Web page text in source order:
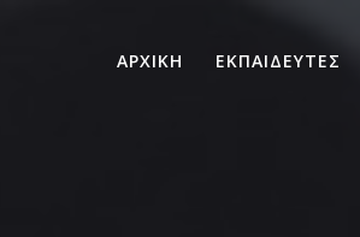
ΑΡΧΙΚΗ ΕΚΠΑΙΔΕΥΤΕΣ